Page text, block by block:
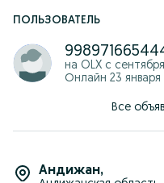
ПОЛЬЗОВАТЕЛЬ
на OLX с
Онлайн 23 января
Все
Андижан,